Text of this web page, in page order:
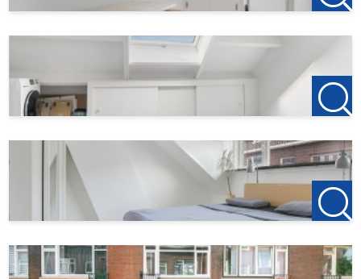
nodigen wij u van harte uit contact op te nemen met:
123Wonen Rotterdam
rotterdam@123wonen.nl